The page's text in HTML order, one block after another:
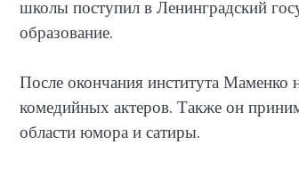
школы поступил в Ленинградский
образование.
После окончания института Маменко
комедийных актеров. Также он
области юмора и сатиры.